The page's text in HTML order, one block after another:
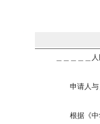
＿＿＿＿＿
申请人与＿
根据《中华